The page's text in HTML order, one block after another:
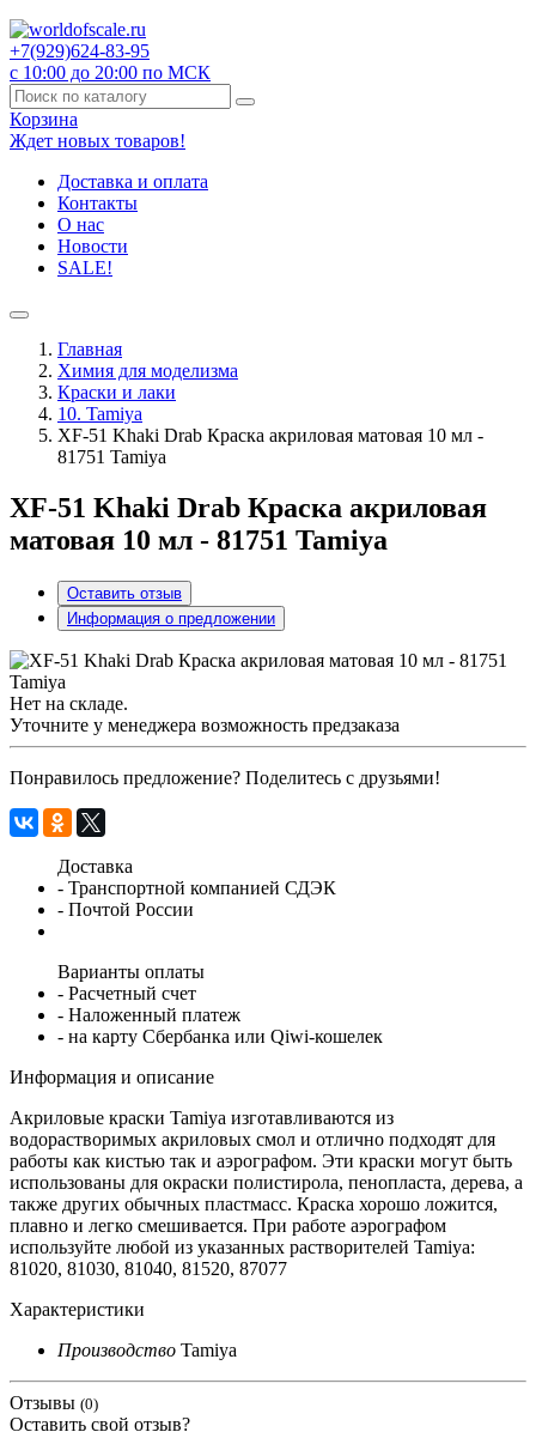
+7(929)624-83-95
с 10:00 до 20:00 по МСК
Корзина
Ждет новых товаров!
Доставка и оплата
Контакты
О нас
Новости
SALE!
Главная
Химия для моделизма
Краски и лаки
10. Tamiya
XF-51 Khaki Drab Краска акриловая матовая 10 мл -
81751 Tamiya
XF-51 Khaki Drab Краска акриловая
матовая 10 мл - 81751 Tamiya
Оставить отзыв
Информация о предложении
Нет на складе.
Уточните у менеджера возможность предзаказа
Понравилось предложение? Поделитесь с друзьями!
Доставка
- Транспортной компанией СДЭК
- Почтой России
Варианты оплаты
- Расчетный счет
- Наложенный платеж
- на карту Сбербанка или Qiwi-кошелек
Информация и описание
Акриловые краски Tamiya изготавливаются из
водорастворимых акриловых смол и отлично подходят для
работы как кистью так и аэрографом. Эти краски могут быть
использованы для окраски полистирола, пенопласта, дерева, а
также других обычных пластмасс. Краска хорошо ложится,
плавно и легко смешивается. При работе аэрографом
используйте любой из указанных растворителей Tamiya:
81020, 81030, 81040, 81520, 87077
Характеристики
Производство Tamiya
Отзывы (0)
Оставить свой отзыв?